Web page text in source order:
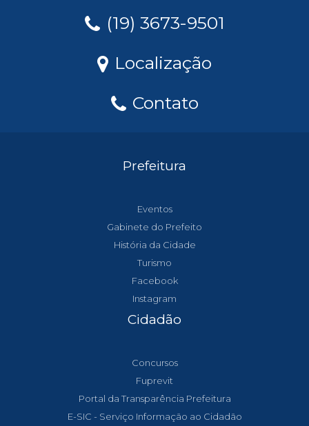
(19) 3673-9501
Localização
Contato
Prefeitura
Eventos
Gabinete do Prefeito
História da Cidade
Turismo
Facebook
Instagram
Cidadão
Concursos
Fuprevit
Portal da Transparência Prefeitura
E-SIC - Serviço Informação ao Cidadão